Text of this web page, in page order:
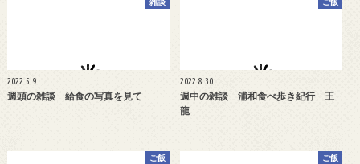
2022.5.9
週頭の雑談 給食の写真を見て
2022.8.30
週中の雑談 浦和食べ歩き紀行 王
龍
ご飯 ご飯